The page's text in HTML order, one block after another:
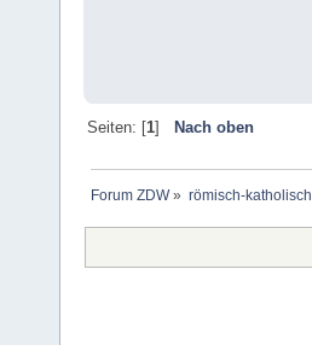
Seiten: [1] Nach oben
Forum ZDW» römisch-katholisch